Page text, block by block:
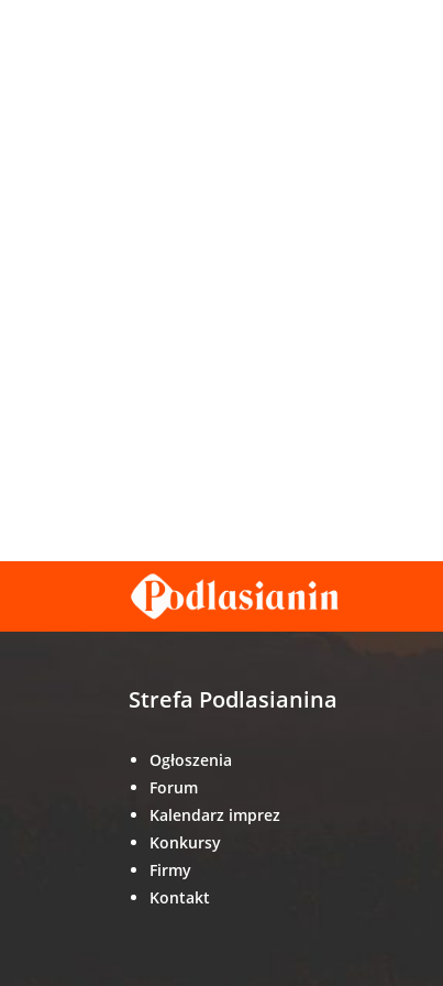
Strefa Podlasianina
Ogłoszenia
Forum
Kalendarz imprez
Konkursy
Firmy
Kontakt